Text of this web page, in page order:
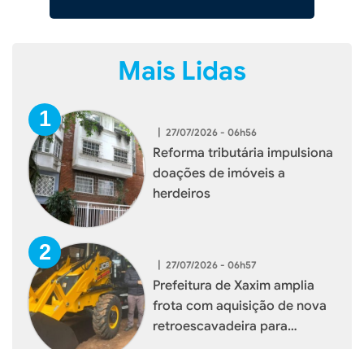
Mais Lidas
| 27/07/2026 - 06h56
Reforma tributária impulsiona
doações de imóveis a
herdeiros
| 27/07/2026 - 06h57
Prefeitura de Xaxim amplia
frota com aquisição de nova
retroescavadeira para